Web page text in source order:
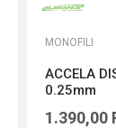
MONOFILI
ACCELA
0.25mm
1.390,00